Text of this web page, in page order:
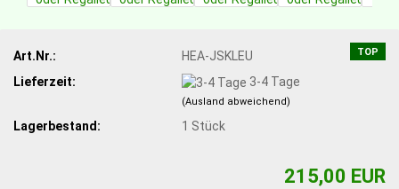
TOP
Art.Nr.:
HEA-JSKLEU
Lieferzeit:
3-4 Tage
(Ausland abweichend)
Lagerbestand: 1 Stück
215,00 EUR